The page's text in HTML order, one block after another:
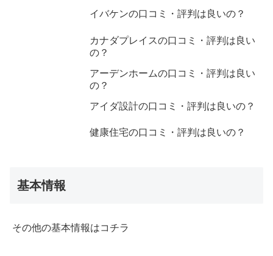
イバケンの口コミ・評判は良いの？
カナダプレイスの口コミ・評判は良い
の？
アーデンホームの口コミ・評判は良い
の？
アイダ設計の口コミ・評判は良いの？
健康住宅の口コミ・評判は良いの？
基本情報
その他の基本情報はコチラ